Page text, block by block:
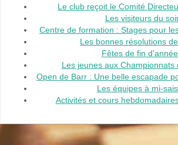
Le club reçoit le Comité
Les visiteurs du
Centre de formation : Stages pour
Les bonnes résolutions
Fêtes de fin
Les jeunes aux Championnats
Open de Barr : Une belle escapade
Les équipes à mi-
Activités et cours